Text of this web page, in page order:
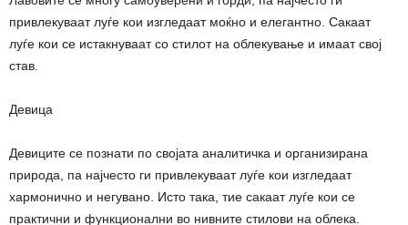
привлекуваат луѓе кои изгледаат моќно и елегантно. Сакаат
луѓе кои се истакнуваат со стилот на облекување и имаат свој
став.
Девица
Девиците се познати по својата аналитичка и организирана
природа, па најчесто ги привлекуваат луѓе кои изгледаат
хармонично и негувано. Исто така, тие сакаат луѓе кои се
практични и функционални во нивните стилови на облека.